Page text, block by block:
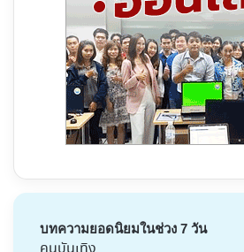
บทความยอดนิยมในช่วง 7 วัน